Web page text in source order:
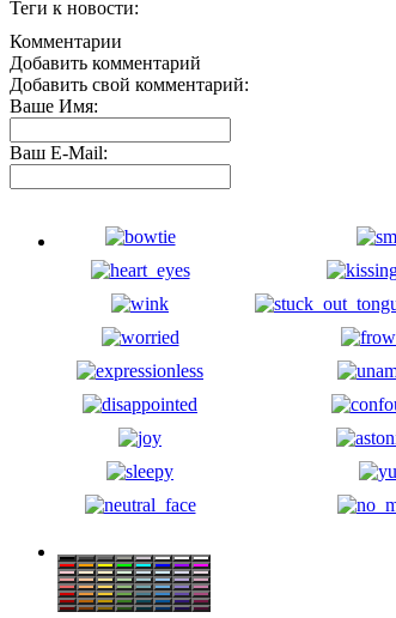
Теги к новости:
Комментарии
Добавить комментарий
Добавить свой комментарий:
Ваше Имя:
Ваш E-Mail: